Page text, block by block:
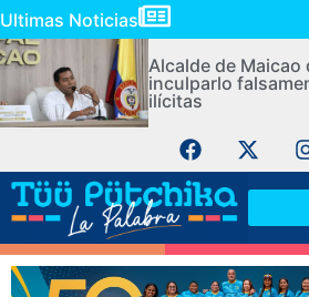
Ultimas Noticias
Alcalde de Maicao
inculparlo
ilícitas